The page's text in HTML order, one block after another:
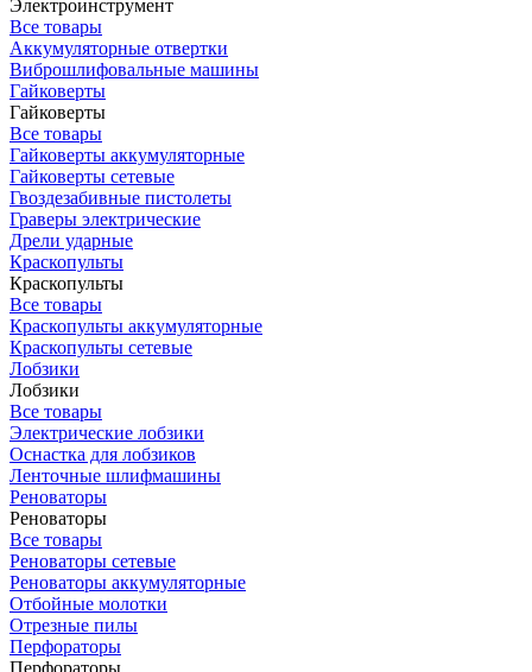
Электроинструмент
Все товары
Аккумуляторные отвертки
Виброшлифовальные машины
Гайковерты
Гайковерты
Все товары
Гайковерты аккумуляторные
Гайковерты сетевые
Гвоздезабивные пистолеты
Граверы электрические
Дрели ударные
Краскопульты
Краскопульты
Все товары
Краскопульты аккумуляторные
Краскопульты сетевые
Лобзики
Лобзики
Все товары
Электрические лобзики
Оснастка для лобзиков
Ленточные шлифмашины
Реноваторы
Реноваторы
Все товары
Реноваторы сетевые
Реноваторы аккумуляторные
Отбойные молотки
Отрезные пилы
Перфораторы
Перфораторы